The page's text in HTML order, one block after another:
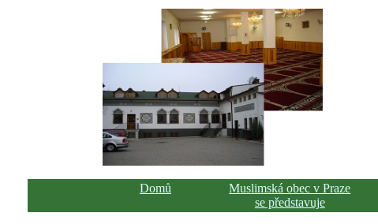
Domů
Muslimská obec v Praze
se představuje